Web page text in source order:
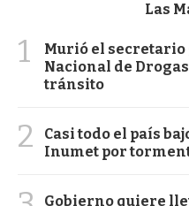
Las
1
Murió el secretario
Nacional de
tránsito
2
Casi todo el país
Inumet por
Gobierno quiere